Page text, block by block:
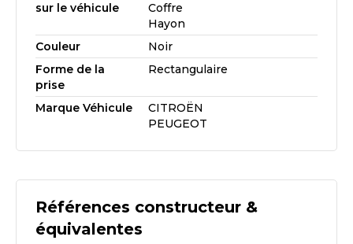
sur le véhicule
Coffre
Hayon
Couleur
Noir
Forme de la
prise
Rectangulaire
Marque Véhicule
CITROËN
PEUGEOT
Références constructeur &
équivalentes